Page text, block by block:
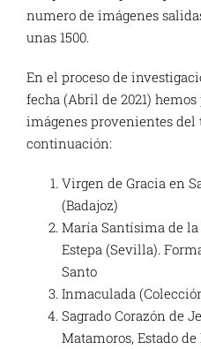
numero de imágenes
unas 1500.
En el proceso de
fecha (Abril de 2021)
imágenes provenientes del
continuación:
Virgen de Gracia en
(Badajoz)
María Santísima de la
Estepa (Sevilla).
Santo
Inmaculada
Sagrado Corazón de
Matamoros, Estado